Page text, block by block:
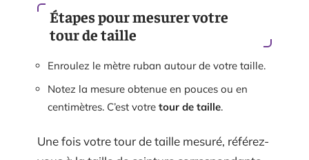
Étapes pour mesurer votre
tour de taille
Enroulez le mètre ruban autour de votre taille.
Notez la mesure obtenue en pouces ou en
centimètres. C’est votre tour de taille.
Une fois votre tour de taille mesuré, référez-